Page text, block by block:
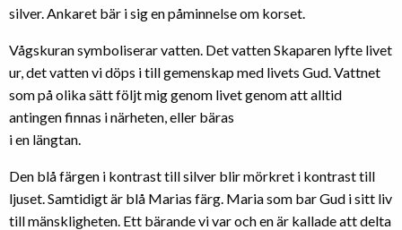
silver. Ankaret bär i sig en påminnelse om korset.
Vågskuran symboliserar vatten. Det vatten Skaparen lyfte livet
ur, det vatten vi döps i till gemenskap med livets Gud. Vattnet
som på olika sätt följt mig genom livet genom att alltid
antingen finnas i närheten, eller bäras
i en längtan.
Den blå färgen i kontrast till silver blir mörkret i kontrast till
ljuset. Samtidigt är blå Marias färg. Maria som bar Gud i sitt liv
till mänskligheten. Ett bärande vi var och en är kallade att delta